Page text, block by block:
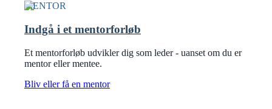
MENTOR
Indgå i et mentorforløb
Et mentorforløb udvikler dig som leder - uanset om du er
mentor eller mentee.
Bliv eller få en mentor